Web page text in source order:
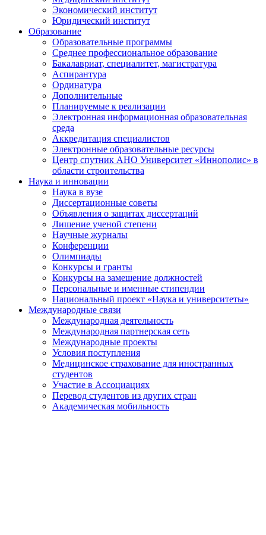
Экономический институт
Юридический институт
Образование
Образовательные программы
Среднее профессиональное образование
Бакалавриат, специалитет, магистратура
Аспирантура
Ординатура
Дополнительные
Планируемые к реализации
Электронная информационная образовательная
среда
Аккредитация специалистов
Электронные образовательные ресурсы
Центр спутник АНО Университет «Иннополис» в
области строительства
Наука и инновации
Наука в вузе
Диссертационные советы
Объявления о защитах диссертаций
Лишение ученой степени
Научные журналы
Конференции
Олимпиады
Конкурсы и гранты
Конкурсы на замещение должностей
Персональные и именные стипендии
Национальный проект «Наука и университеты»
Международные связи
Международная деятельность
Международная партнерская сеть
Международные проекты
Условия поступления
Медицинское страхование для иностранных
студентов
Участие в Ассоциациях
Перевод студентов из других стран
Академическая мобильность